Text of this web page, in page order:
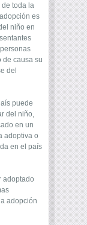
toda la
es
niño en
de causa su
del
puede
del niño,
en un
adoptiva o
en el país
adoptado
adopción